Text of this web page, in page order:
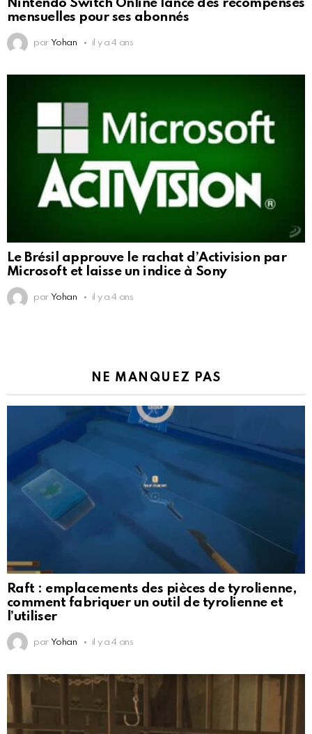
Nintendo Switch Online lance des récompenses
mensuelles pour ses abonnés
par Yohan il y a 4 ans
Le Brésil approuve le rachat d’Activision par
Microsoft et laisse un indice à Sony
par Yohan il y a 4 ans
NE MANQUEZ PAS
Raft : emplacements des pièces de tyrolienne,
comment fabriquer un outil de tyrolienne et
l’utiliser
par Yohan il y a 4 ans